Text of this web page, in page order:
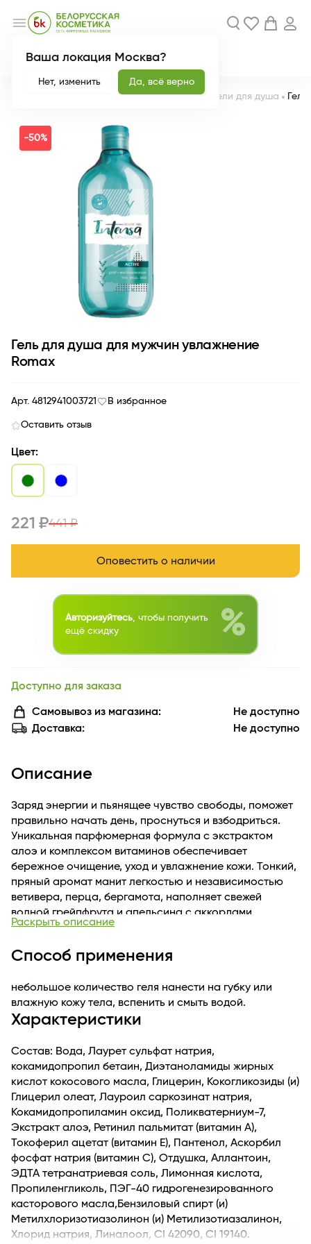
Ваша локация Москва?
Нет, изменить Да, всё верно
menu
Новинки Акции
Мужской ассортимент Гели для душа
-50%
Гель для душа для мужчин увлажнение
Romax
Арт. 4812941003721 В избранное
Оставить отзыв
Цвет:
221 ₽441 ₽
Оповестить о наличии
Авторизуйтесь , чтобы получить
ещё скидку
%
Доступно для заказа
Самовывоз из магазина:
Не доступно
Доставка:
Не доступно
Описание
Заряд энергии и пьянящее чувство свободы, поможет
правильно начать день, проснуться и взбодриться.
Уникальная парфюмерная формула с экстрактом
алоэ и комплексом витаминов обеспечивает
бережное очищение, уход и увлажнение кожи. Тонкий,
пряный аромат манит легкостью и независимостью
ветивера, перца, бергамота, наполняет свежей
волной грейпфрута и апельсина с аккордами
ароматного чая, завершают композицию ноты
Раскрыть описание
Способ применения
небольшое количество геля нанести на губку или
влажную кожу тела, вспенить и смыть водой.
Характеристики
Состав: Вода, Лаурет сульфат натрия,
кокамидопропил бетаин, Диэтаноламиды жирных
кислот кокосового масла, Глицерин, Кокогликозиды (и)
Глицерил олеат, Лауроил саркозинат натрия,
Кокамидопропиламин оксид, Поликватерниум-7,
Экстракт алоэ, Ретинил пальмитат (витамин А),
Токоферил ацетат (витамин Е), Пантенол, Аскорбил
фосфат натрия (витамин С), Отдушка, Аллантоин,
ЭДТА тетранатриевая соль, Лимонная кислота,
Пропиленгликоль, ПЭГ-40 гидрогенезированного
касторового масла,Бензиловый спирт (и)
Метилхлоризотиазолинон (и) Метилизотиазалинон,
Хлорид натрия, Линалоол, CI 42090, CI 19140.